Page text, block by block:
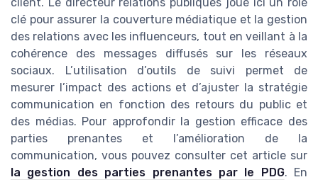
client. Le directeur relations publiques joue ici un rôle
clé pour assurer la couverture médiatique et la gestion
des relations avec les influenceurs, tout en veillant à la
cohérence des messages diffusés sur les réseaux
sociaux. L’utilisation d’outils de suivi permet de
mesurer l’impact des actions et d’ajuster la stratégie
communication en fonction des retours du public et
des médias. Pour approfondir la gestion efficace des
parties prenantes et l’amélioration de la
communication, vous pouvez consulter cet article sur
la gestion des parties prenantes par le PDG. En